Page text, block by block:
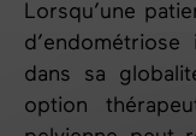
Lorsqu’une
dans sa
option